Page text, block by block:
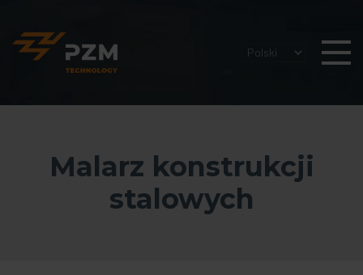
Malarz konstrukcji
stalowych